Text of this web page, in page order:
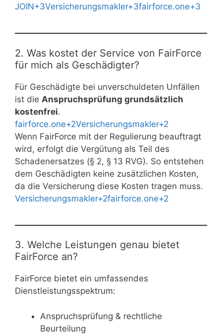
JOIN+3Versicherungsmakler+3fairforce.one+3
2. Was kostet der Service von FairForce
für mich als Geschädigter?
Für Geschädigte bei unverschuldeten Unfällen
ist die Anspruchsprüfung grundsätzlich
kostenfrei.
fairforce.one+2Versicherungsmakler+2
Wenn FairForce mit der Regulierung beauftragt
wird, erfolgt die Vergütung als Teil des
Schadenersatzes (§ 2, § 13 RVG). So entstehen
dem Geschädigten keine zusätzlichen Kosten,
da die Versicherung diese Kosten tragen muss.
Versicherungsmakler+2fairforce.one+2
3. Welche Leistungen genau bietet
FairForce an?
FairForce bietet ein umfassendes
Dienstleistungsspektrum:
Anspruchsprüfung & rechtliche
Beurteilung